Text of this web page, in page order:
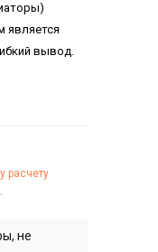
является
вывод.
расчету
не